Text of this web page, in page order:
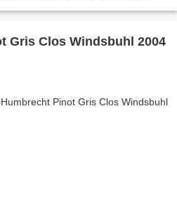
Gris Clos Windsbuhl 2004